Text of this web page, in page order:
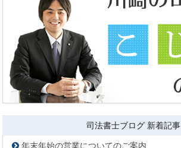
司法書士ブログ 新着記事
年末年始の営業についてのご案内